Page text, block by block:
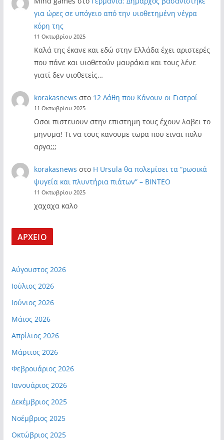
για ώρες σε υπόγειο από την υιοθετημένη νέγρα
κόρη της
11 Οκτωβρίου 2025
Καλά της έκανε και εδώ στην Ελλάδα έχει αριστερές
που πάνε και υιοθετούν μαυράκια και τους λένε
γιατί δεν υιοθετείς…
korakasnews στο 12 Λάθη που Κάνουν οι Γιατροί
11 Οκτωβρίου 2025
Οσοι πιστευουν στην επιστημη τους έχουν λαβει το
μηνυμα! Τι να τους κανουμε τωρα που ειναι πολυ
αργα;;;
korakasnews στο Η Ursula θα πολεμίσει τα “ρωσικά
ψυγεία και πλυντήρια πιάτων” – ΒΙΝΤΕΟ
11 Οκτωβρίου 2025
χαχαχα καλο
ΑΡΧΕΙΟ
Αύγουστος 2026
Ιούλιος 2026
Ιούνιος 2026
Μάιος 2026
Απρίλιος 2026
Μάρτιος 2026
Φεβρουάριος 2026
Ιανουάριος 2026
Δεκέμβριος 2025
Νοέμβριος 2025
Οκτώβριος 2025